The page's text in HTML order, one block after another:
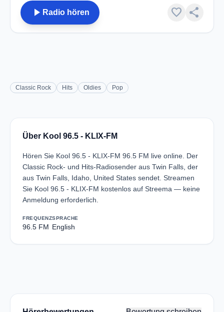
play_arrow Radio hören favorite share
Classic Rock Hits Oldies Pop
Über Kool 96.5 - KLIX-FM
Hören Sie Kool 96.5 - KLIX-FM 96.5 FM live online. Der
Classic Rock- und Hits-Radiosender aus Twin Falls, der
aus Twin Falls, Idaho, United States sendet. Streamen
Sie Kool 96.5 - KLIX-FM kostenlos auf Streema — keine
Anmeldung erforderlich.
FREQUENZ
96.5 FM
SPRACHE
English